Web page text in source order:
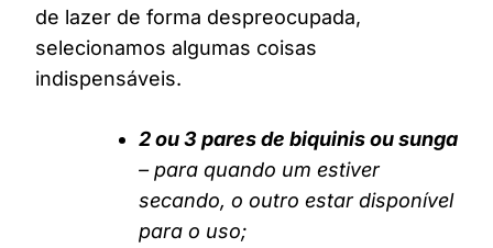
de lazer de forma despreocupada,
selecionamos algumas coisas
indispensáveis.
2 ou 3 pares de biquinis ou sunga
– para quando um estiver
secando, o outro estar disponível
para o uso;